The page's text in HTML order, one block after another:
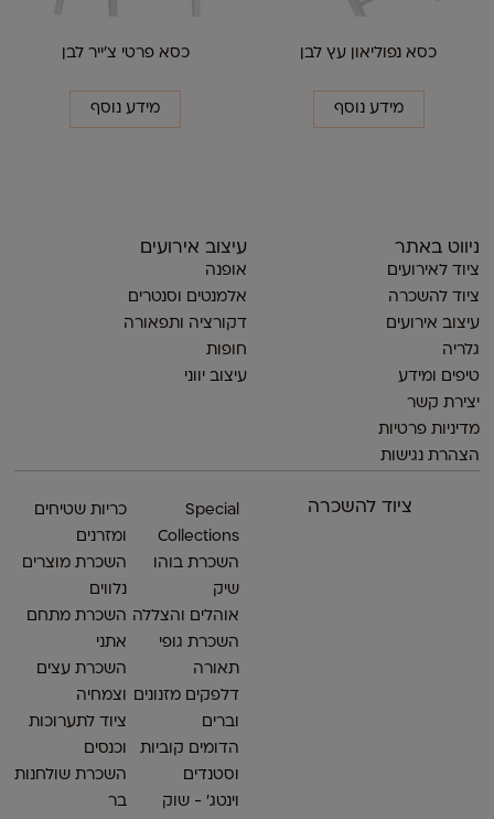
כסא נפוליאון עץ לבן
מידע נוסף
כסא פרטי צ'ייר לבן
מידע נוסף
ניווט באתר
ציוד לאירועים
ציוד להשכרה
עיצוב אירועים
גלריה
טיפים ומידע
יצירת קשר
מדיניות פרטיות
הצהרת נגישות
ציוד להשכרה
Special
Collections
השכרת בוהו
שיק
אוהלים והצללה
השכרת גופי
תאורה
דלפקים מזנונים
וברים
הדומים קוביות
וסטנדים
וינטג׳ - שוק
כריות שטיחים
ומזרנים
השכרת מוצרים
נלווים
השכרת מתחם
אתני
השכרת עצים
וצמחיה
ציוד לתערוכות
וכנסים
השכרת שולחנות
בר
עיצוב אירועים
אופנה
אלמנטים וסנטרים
דקורציה ותפאורה
חופות
עיצוב יווני